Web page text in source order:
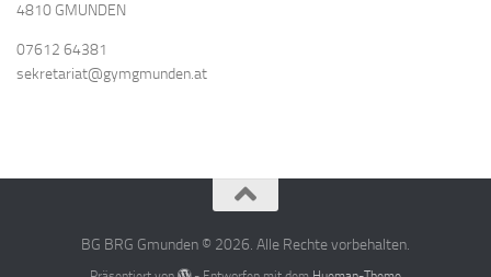
4810 GMUNDEN
07612 64381
sekretariat@gymgmunden.at
BG BRG Gmunden © 2026. Alle Rechte vorbehalten.